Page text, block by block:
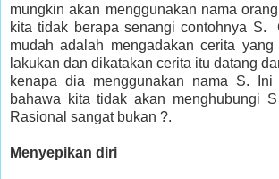
mungkin akan menggunakan nama
kita tidak berapa senangi contohnya S.
mudah adalah mengadakan cerita
lakukan dan dikatakan cerita itu datang
kenapa dia menggunakan nama S.
bahawa kita tidak akan menghubungi
Rasional sangat bukan ?.
Menyepikan diri